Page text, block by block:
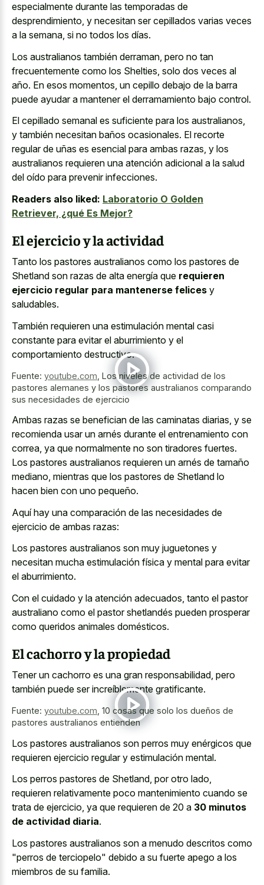
especialmente durante las temporadas de
desprendimiento, y necesitan ser cepillados varias veces
a la semana, si no todos los días.
Los australianos también derraman, pero no tan
frecuentemente como los Shelties, solo dos veces al
año. En esos momentos, un cepillo debajo de la barra
puede ayudar a mantener el derramamiento bajo control.
El cepillado semanal es suficiente para los australianos,
y también necesitan baños ocasionales. El recorte
regular de uñas es esencial para ambas razas, y los
australianos requieren una atención adicional a la salud
del oído para prevenir infecciones.
Readers also liked: Laboratorio O Golden
Retriever, ¿qué Es Mejor?
El ejercicio y la actividad
Tanto los pastores australianos como los pastores de
Shetland son razas de alta energía que requieren
ejercicio regular para mantenerse felices y
saludables.
También requieren una estimulación mental casi
constante para evitar el aburrimiento y el
comportamiento destructivo.
Fuente: youtube.com Los niveles de actividad de los
pastores alemanes y los pastores australianos comparando
sus necesidades de ejercicio
Ambas razas se benefician de las caminatas diarias, y se
recomienda usar un arnés durante el entrenamiento con
correa, ya que normalmente no son tiradores fuertes.
Los pastores australianos requieren un arnés de tamaño
mediano, mientras que los pastores de Shetland lo
hacen bien con uno pequeño.
Aquí hay una comparación de las necesidades de
ejercicio de ambas razas:
Los pastores australianos son muy juguetones y
necesitan mucha estimulación física y mental para evitar
el aburrimiento.
Con el cuidado y la atención adecuados, tanto el pastor
australiano como el pastor shetlandés pueden prosperar
como queridos animales domésticos.
El cachorro y la propiedad
Tener un cachorro es una gran responsabilidad, pero
también puede ser increíblemente gratificante.
Fuente: youtube.com 10 cosas que solo los dueños de
pastores australianos entienden
Los pastores australianos son perros muy enérgicos que
requieren ejercicio regular y estimulación mental.
Los perros pastores de Shetland, por otro lado,
requieren relativamente poco mantenimiento cuando se
trata de ejercicio, ya que requieren de 20 a 30 minutos
de actividad diaria.
Los pastores australianos son a menudo descritos como
"perros de terciopelo" debido a su fuerte apego a los
miembros de su familia.